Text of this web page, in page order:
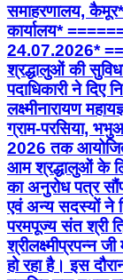
समाहरणालय,
कार्यालय*
24.07.2026*
श्रद्धालुओं की
पदाधिकारी ने दिए
लक्ष्मीनारायण
ग्राम-परसिया,
2026 तक आयोजित
आम श्रद्धालुओं के
का अनुरोध पत्र
एवं अन्य सदस्यों ने
परमपूज्य संत श्री
श्रीलक्ष्मीप्रपन्न
हो रहा है। इस